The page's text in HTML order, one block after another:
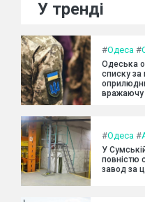
У тренді
#Одеса #
Одеська
списку за
вражаючу
#Одеса #
У
повністю
завод за